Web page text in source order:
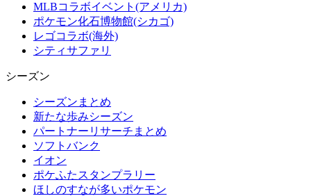
MLBコラボイベント(アメリカ)
ポケモン化石博物館(シカゴ)
レゴコラボ(海外)
シティサファリ
シーズン
シーズンまとめ
新たな歩みシーズン
パートナーリサーチまとめ
ソフトバンク
イオン
ポケふたスタンプラリー
ほしのすなが多いポケモン